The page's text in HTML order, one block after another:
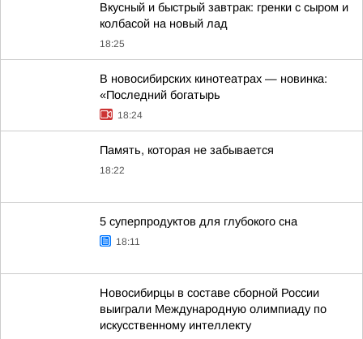
Вкусный и быстрый завтрак: гренки с сыром и
колбасой на новый лад
18:25
В новосибирских кинотеатрах — новинка:
«Последний богатырь
18:24
Память, которая не забывается
18:22
5 суперпродуктов для глубокого сна
18:11
Новосибирцы в составе сборной России
выиграли Международную олимпиаду по
искусственному интеллекту